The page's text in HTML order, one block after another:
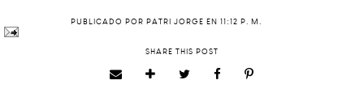
PUBLICADO POR PATRI JORGE EN 11:12 P. M.
SHARE THIS POST